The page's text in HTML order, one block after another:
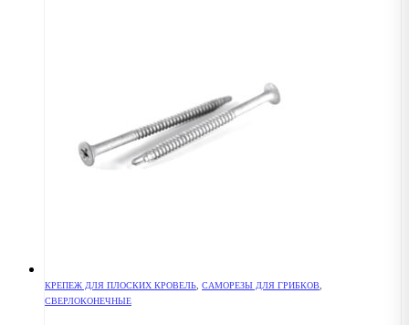
КРЕПЕЖ ДЛЯ ПЛОСКИХ КРОВЕЛЬ, САМОРЕЗЫ ДЛЯ ГРИБКОВ,
СВЕРЛОКОНЕЧНЫЕ